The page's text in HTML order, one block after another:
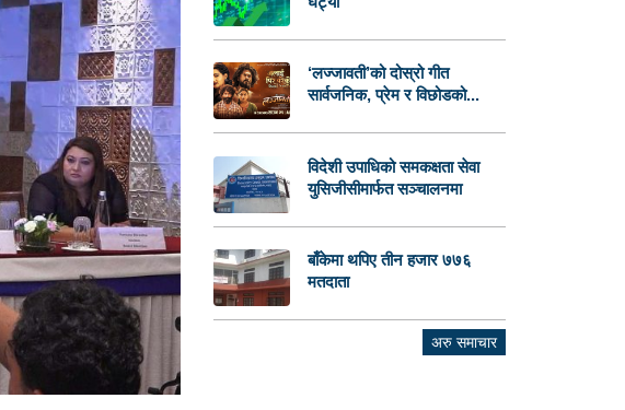
‘लज्जावती’को दोस्रो गीत
सार्वजनिक, प्रेम र विछोडको...
विदेशी उपाधिको समकक्षता सेवा
युसिजीसीमार्फत सञ्चालनमा
बाँकेमा थपिए तीन हजार ७७६
मतदाता
अरु समाचार